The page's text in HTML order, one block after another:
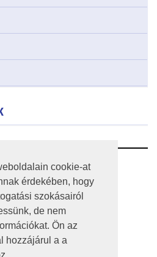
cookie-at
érdekében, hogy
szokásairól
de nem
Ön az
hozzájárul a a